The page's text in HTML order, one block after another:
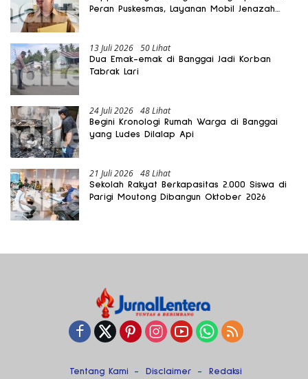
Peran Puskesmas, Layanan Mobil Jenazah
13 Juli 2026 50 Lihat
Dua Emak-emak di Banggai Jadi Korban
Tabrak Lari
24 Juli 2026 48 Lihat
Begini Kronologi Rumah Warga di Banggai
yang Ludes Dilalap Api
21 Juli 2026 48 Lihat
Sekolah Rakyat Berkapasitas 2.000 Siswa di
Parigi Moutong Dibangun Oktober 2026
Tentang Kami Disclaimer Redaksi